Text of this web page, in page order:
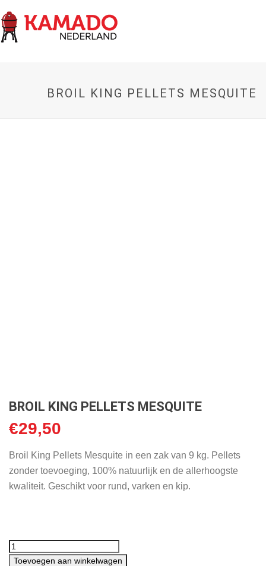
BROIL KING PELLETS MESQUITE
BROIL KING PELLETS MESQUITE
€29,50
Broil King Pellets Mesquite in een zak van 9 kg. Pellets
zonder toevoeging, 100% natuurlijk en de allerhoogste
kwaliteit. Geschikt voor rund, varken en kip.
Toevoegen aan winkelwagen